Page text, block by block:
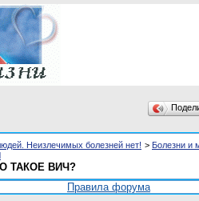
Неизлечимых болезней нет! > Болезни и
ТАКОЕ ВИЧ?
Правила форума